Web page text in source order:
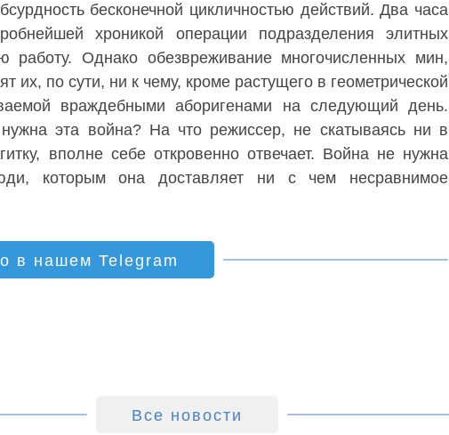
бесконечной цикличностью действий. Два часа
хроникой операции подразделения элитных
работу. Однако обезвреживание многочисленных мин,
их, по сути, ни к чему, кроме растущего в геометрической
враждебными аборигенами на следующий день.
эта война? На что режиссер, не скатываясь ни в
вполне себе откровенно отвечает. Война не нужна
которым она доставляет ни с чем несравнимое
в нашем Telegram
Все новости